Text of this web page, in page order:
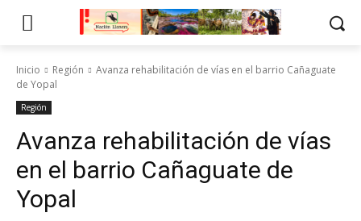
Inicio Región
Avanza rehabilitación de vías en el barrio Cañaguate
de Yopal
Región
Avanza rehabilitación de vías
en el barrio Cañaguate de
Yopal